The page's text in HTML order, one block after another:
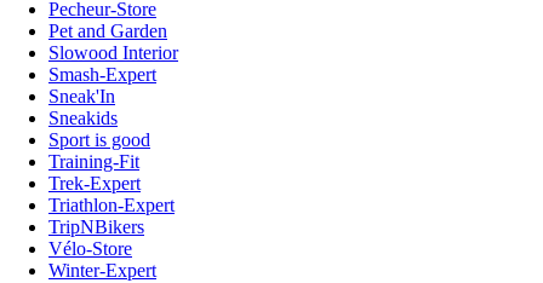
Pecheur-Store
Pet and Garden
Slowood Interior
Smash-Expert
Sneak'In
Sneakids
Sport is good
Training-Fit
Trek-Expert
Triathlon-Expert
TripNBikers
Vélo-Store
Winter-Expert